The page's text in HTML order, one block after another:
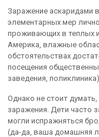
Заражение аскаридами
элементарных мер
проживающих в теплых
Америка, влажные
обстоятельствах
посещения
заведения,
Однако не стоит
заражения. Дети часто
могли испражняться
(да-да, ваша домашняя